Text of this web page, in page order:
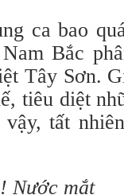
ca bao
Bắc
Tây Sơn.
tiêu diệt
tất
Nước mắt